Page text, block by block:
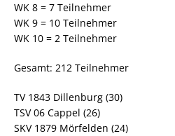
WK 8 = 7 Teilnehmer
WK 9 = 10 Teilnehmer
WK 10 = 2 Teilnehmer
Gesamt: 212 Teilnehmer
TV 1843 Dillenburg (30)
TSV 06 Cappel (26)
SKV 1879 Mörfelden (24)